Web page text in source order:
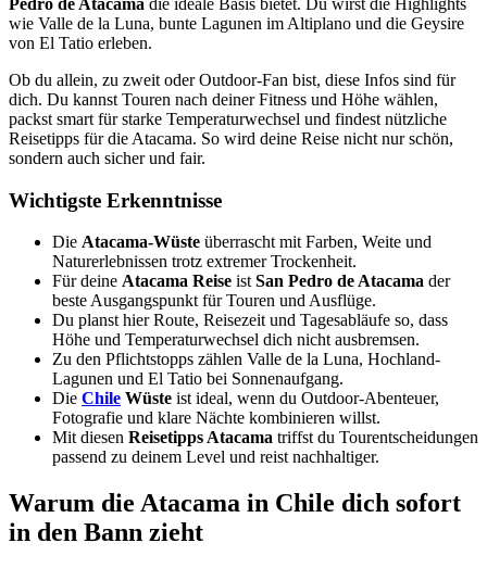
wie Valle de la Luna, bunte Lagunen im Altiplano und die Geysire
von El Tatio erleben.
Ob du allein, zu zweit oder Outdoor-Fan bist, diese Infos sind für
dich. Du kannst Touren nach deiner Fitness und Höhe wählen,
packst smart für starke Temperaturwechsel und findest nützliche
Reisetipps für die Atacama. So wird deine Reise nicht nur schön,
sondern auch sicher und fair.
Wichtigste Erkenntnisse
Die Atacama-Wüste überrascht mit Farben, Weite und
Naturerlebnissen trotz extremer Trockenheit.
Für deine Atacama Reise ist San Pedro de Atacama der
beste Ausgangspunkt für Touren und Ausflüge.
Du planst hier Route, Reisezeit und Tagesabläufe so, dass
Höhe und Temperaturwechsel dich nicht ausbremsen.
Zu den Pflichtstopps zählen Valle de la Luna, Hochland-
Lagunen und El Tatio bei Sonnenaufgang.
Die Chile Wüste ist ideal, wenn du Outdoor-Abenteuer,
Fotografie und klare Nächte kombinieren willst.
Mit diesen Reisetipps Atacama triffst du Tourentscheidungen
passend zu deinem Level und reist nachhaltiger.
Warum die Atacama in Chile dich sofort
in den Bann zieht